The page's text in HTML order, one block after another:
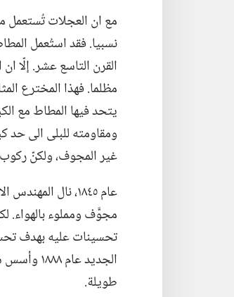
مع ان العجلات تُستعمل
نسبيا.‏ فقد استُعمل
القرن التاسع عشر.‏ إلّا
يتحد فيها المطاط مع
ومقاومته للبلى الى حد
غير المجوف،‏ ولكنّ
عام ١٨٤٥،‏ نال
مجوَّف ومملوء بالهواء.‏
تحسينات عليه بهدف
الجديد
طويلة.‏